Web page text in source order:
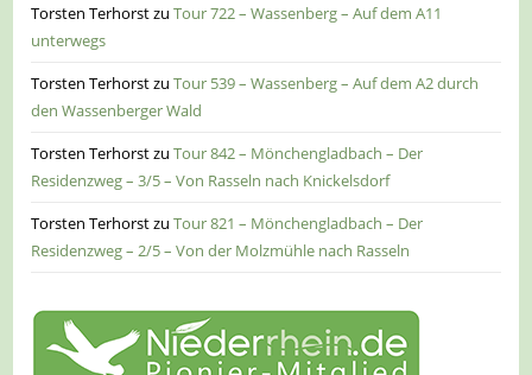
Torsten TerhorstzuTour 722 – Wassenberg – Auf dem A11
unterwegs
Torsten TerhorstzuTour 539 – Wassenberg – Auf dem A2 durch
den Wassenberger Wald
Torsten TerhorstzuTour 842 – Mönchengladbach – Der
Residenzweg – 3/5 – Von Rasseln nach Knickelsdorf
Torsten TerhorstzuTour 821 – Mönchengladbach – Der
Residenzweg – 2/5 – Von der Molzmühle nach Rasseln